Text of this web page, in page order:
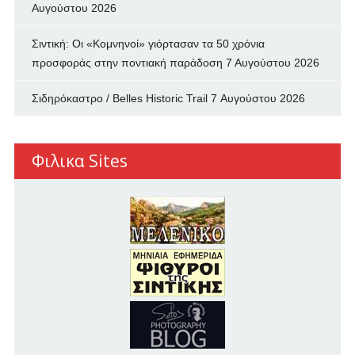
Αυγούστου 2026
Σιντική: Οι «Κομνηνοί» γιόρτασαν τα 50 χρόνια
προσφοράς στην ποντιακή παράδοση 7 Αυγούστου 2026
Σιδηρόκαστρο / Belles Historic Trail 7 Αυγούστου 2026
Φιλικα Sites